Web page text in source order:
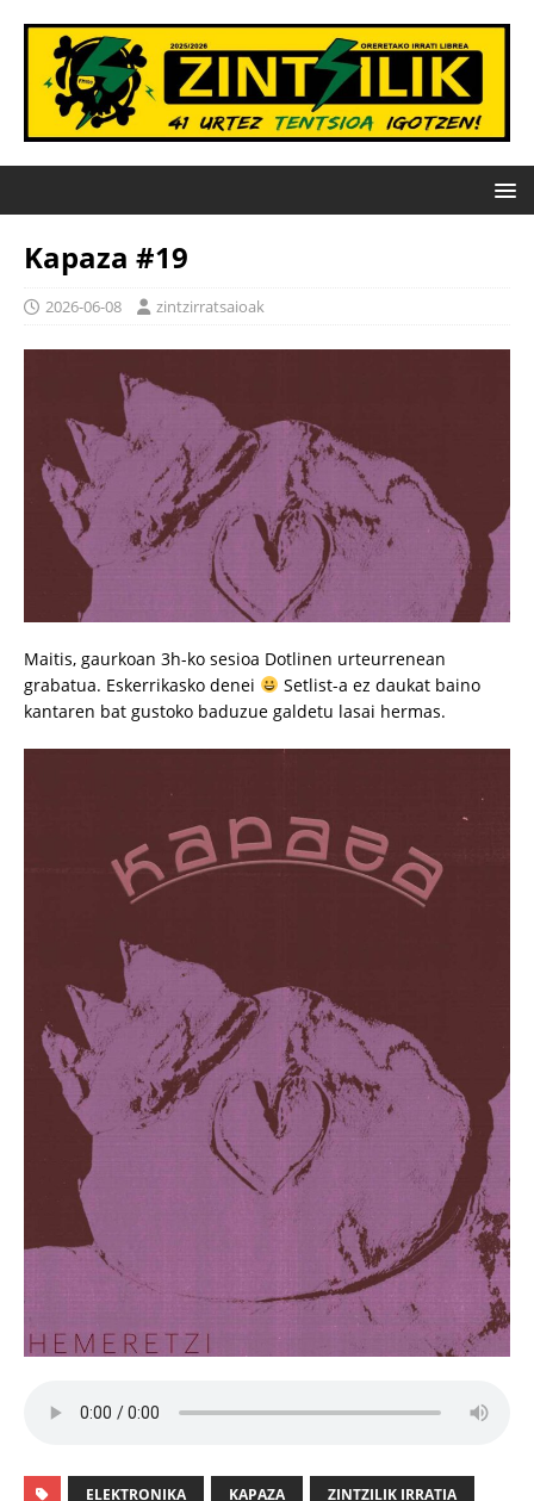
Kapaza #19
2026-06-08 zintzirratsaioak
Maitis, gaurkoan 3h-ko sesioa Dotlinen urteurrenean
grabatua. Eskerrikasko denei
Setlist-a ez daukat baino
kantaren bat gustoko baduzue galdetu lasai hermas.
ELEKTRONIKA KAPAZA ZINTZILIK IRRATIA